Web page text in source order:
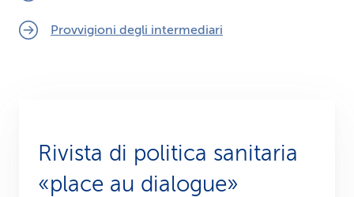
Provvigioni degli intermediari
Rivista di politica sanitaria
«place au dialogue»